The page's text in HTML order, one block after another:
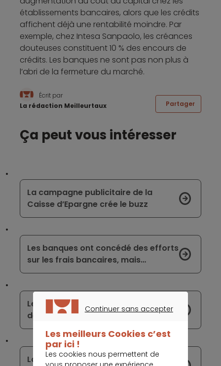
établissements bancaires, alors que les crédits
affichent déjà une rentabilité moindre. Par
exemple, chez Intesa Sanpaolo, les créances
douteuses constituent 10 % des encours de
crédits. Les banques ne sont pas non plus à
l’abri de la fermeture du marché.
Écrit par
La rédaction Meilleurtaux
Partager
Ça peut vous intéresser
La campagne publicitaire de la
Caisse d’Epargne crée le buzz
Les banques ont concédé des efforts
sur les frais bancaires, mais…
Le secteur bancaire sous la menace
de sanctions des superviseurs
La carte bancaire à empreinte
Continuer sans accepter
Les meilleurs Cookies c’est
par ici !
Les cookies nous permettent de